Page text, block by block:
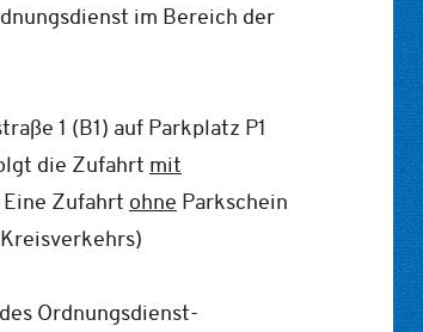
im Bereich der
1 (B1) auf Parkplatz P1
die Zufahrt mit
Zufahrt ohne Parkschein
Ordnungsdienst-